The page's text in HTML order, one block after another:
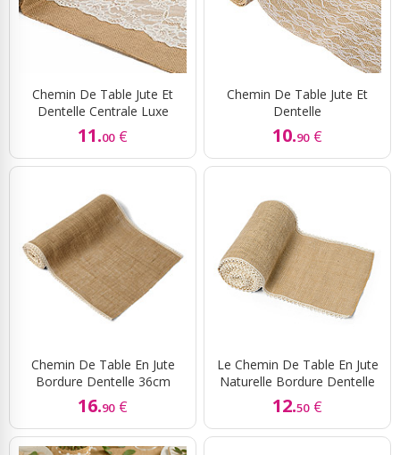
Chemin De Table Jute Et
Dentelle Centrale Luxe
11.00 €
Chemin De Table Jute Et
Dentelle
10.90 €
Chemin De Table En Jute
Bordure Dentelle 36cm
16.90 €
Le Chemin De Table En Jute
Naturelle Bordure Dentelle
12.50 €